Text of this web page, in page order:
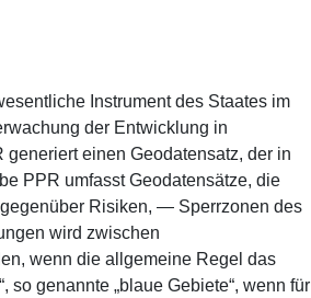
Instrument des Staates im
der Entwicklung in
einen Geodatensatz, der in
PPR umfasst Geodatensätze, die
Risiken, — Sperrzonen des
wird zwischen
wenn die allgemeine Regel das
so genannte „blaue Gebiete“, wenn für